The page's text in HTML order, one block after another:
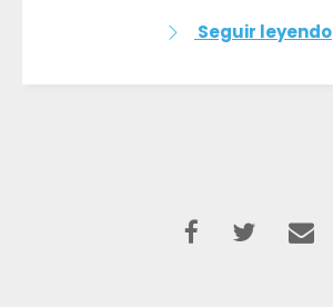
Seguir leyendo